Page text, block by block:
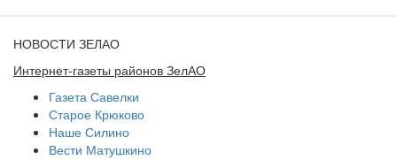
НОВОСТИ ЗЕЛАО
Интернет-газеты районов ЗелАО
Газета Савелки
Старое Крюково
Наше Силино
Вести Матушкино